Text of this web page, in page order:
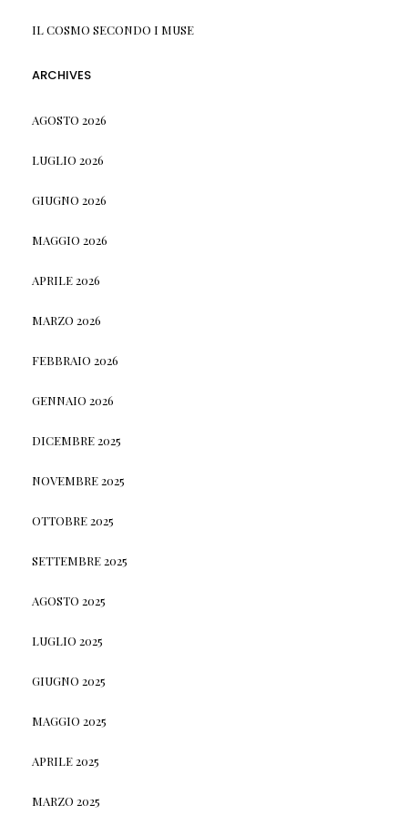
IL COSMO SECONDO I MUSE
ARCHIVES
AGOSTO 2026
LUGLIO 2026
GIUGNO 2026
MAGGIO 2026
APRILE 2026
MARZO 2026
FEBBRAIO 2026
GENNAIO 2026
DICEMBRE 2025
NOVEMBRE 2025
OTTOBRE 2025
SETTEMBRE 2025
AGOSTO 2025
LUGLIO 2025
GIUGNO 2025
MAGGIO 2025
APRILE 2025
MARZO 2025